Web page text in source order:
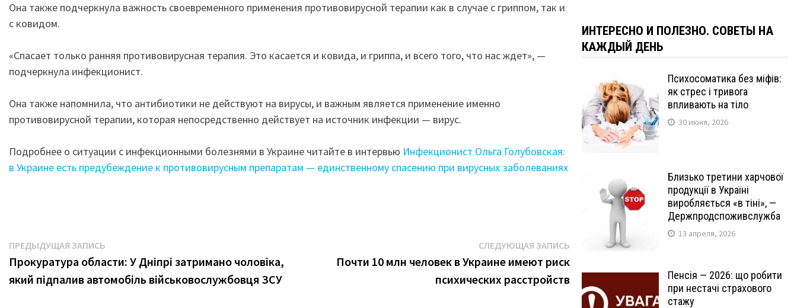
Она также подчеркнула важность своевременного применения противовирусной терапии как в случае с гриппом, так и
с ковидом.
«Спасает только ранняя противовирусная терапия. Это касается и ковида, и гриппа, и всего того, что нас ждет», —
подчеркнула инфекционист.
Она также напомнила, что антибиотики не действуют на вирусы, и важным является применение именно
противовирусной терапии, которая непосредственно действует на источник инфекции — вирус.
Подробнее о ситуации с инфекционными болезнями в Украине читайте в интервью Инфекционист Ольга Голубовская:
в Украине есть предубеждение к противовирусным препаратам — единственному спасению при вирусных заболеваниях
Навигация
по
записям
ПРЕДЫДУЩАЯ ЗАПИСЬ
запись:
Прокуратура области: У Дніпрі затримано чоловіка,
який підпалив автомобіль військовослужбовця ЗСУ
СЛЕДУЮЩАЯ ЗАПИСЬ Следующая
запись:
Почти 10 млн человек в Украине имеют риск
психических расстройств
ИНТЕРЕСНО И ПОЛЕЗНО. СОВЕТЫ НА
КАЖДЫЙ ДЕНЬ
Психосоматика без міфів:
як стрес і тривога
впливають на тіло
30 июня, 2026
Близько третини харчової
продукції в Україні
виробляється «в тіні», —
Держпродспоживслужба
13 апреля, 2026
Пенсія — 2026: що робити
при нестачі страхового
стажу